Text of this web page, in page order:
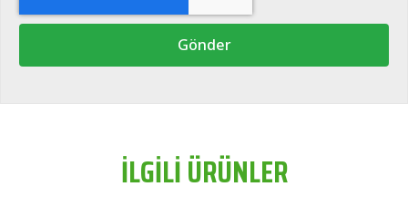
Gönder
İLGİLİ ÜRÜNLER